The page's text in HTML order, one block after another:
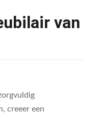
van
creeer een